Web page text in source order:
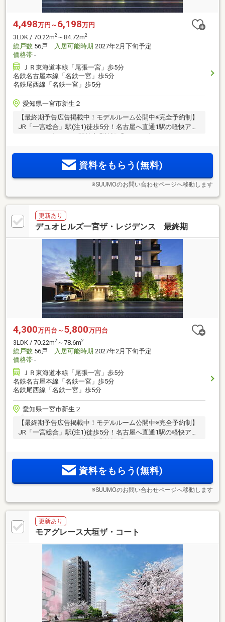
4,498万円～ 6,198万円
3LDK / 70.22m2 ～84.72m2
総戸数 56戸 入居可能時期 2027年2月下旬予定
価格帯 -
ＪＲ東海道本線「尾張一宮」歩5分
名鉄名古屋本線「名鉄一宮」歩5分
名鉄尾西線「名鉄一宮」歩5分
愛知県一宮市新生２
【最終期予告広告掲載中！モデルルーム公開中※完全予約制】
JR「一宮総合」駅(注1)徒歩5分！名古屋へ直通1駅の軽快アク
計！進化する駅前の便利さと、落ち着いた住み心地。両方を
資料をもらう(無料)
※SUUMOのお問い合わせページへ移動します
更新あり
デュオヒルズ一宮ザ・レジデンス 最終期
4,300万円台～ 5,800万円台
3LDK / 70.22m2 ～78.6m2
総戸数 56戸 入居可能時期 2027年2月下旬予定
価格帯 -
ＪＲ東海道本線「尾張一宮」歩5分
名鉄名古屋本線「名鉄一宮」歩5分
名鉄尾西線「名鉄一宮」歩5分
愛知県一宮市新生２
【最終期予告広告掲載中！モデルルーム公開中※完全予約制】
JR「一宮総合」駅(注1)徒歩5分！名古屋へ直通1駅の軽快アク
計！進化する駅前の便利さと、落ち着いた住み心地。両方を
資料をもらう(無料)
※SUUMOのお問い合わせページへ移動します
更新あり
モアグレース大垣ザ・コート